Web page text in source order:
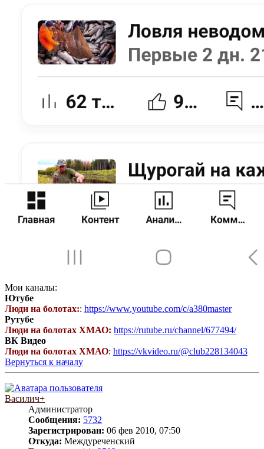
Мои каналы:
Ютубе
Люди на болотах:: https://www.youtube.com/c/a380master
Рутубе
Люди на болотах ХМАО: https://rutube.ru/channel/677494/
ВК Видео
Люди на болотах ХМАО: https://vkvideo.ru/@club228134043
Вернуться к началу
Василич+
Администратор
Сообщения: 5732
Зарегистрирован: 06 фев 2010, 07:50
Откуда: Междуреченский